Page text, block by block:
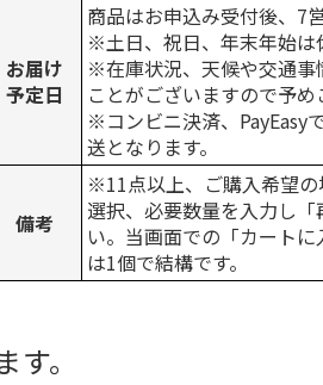
お届け
予定日
商品はお申込み受付後、7
※土日、祝日、年末年始は
※在庫状況、天候や交通事
ことがございますので予め
※コンビニ決済、PayEasy
送となります。
備考
※11点以上、ご購入希望
選択、必要数量を入力し
い。当画面での「カート
は1個で結構です。
。